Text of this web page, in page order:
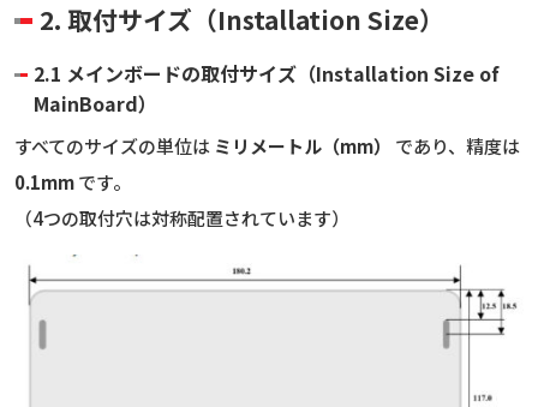
2. 取付サイズ（Installation Size）
2.1 メインボードの取付サイズ（Installation Size of
MainBoard）
すべてのサイズの単位は ミリメートル（mm）
であり、精度は
0.1mmです。
（4つの取付穴は対称配置されています）